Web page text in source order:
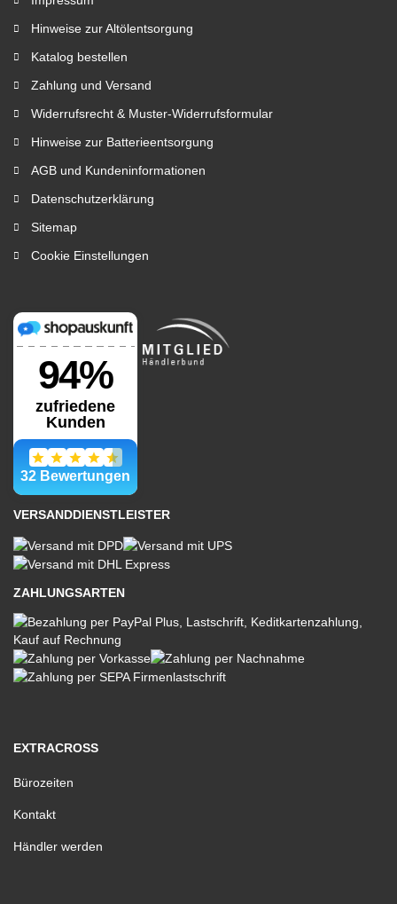
Hinweise zur Altölentsorgung
Katalog bestellen
Zahlung und Versand
Widerrufsrecht & Muster-Widerrufsformular
Hinweise zur Batterieentsorgung
AGB und Kundeninformationen
Datenschutzerklärung
Sitemap
Cookie Einstellungen
VERSANDDIENSTLEISTER
ZAHLUNGSARTEN
EXTRACROSS
Bürozeiten
Kontakt
Händler werden